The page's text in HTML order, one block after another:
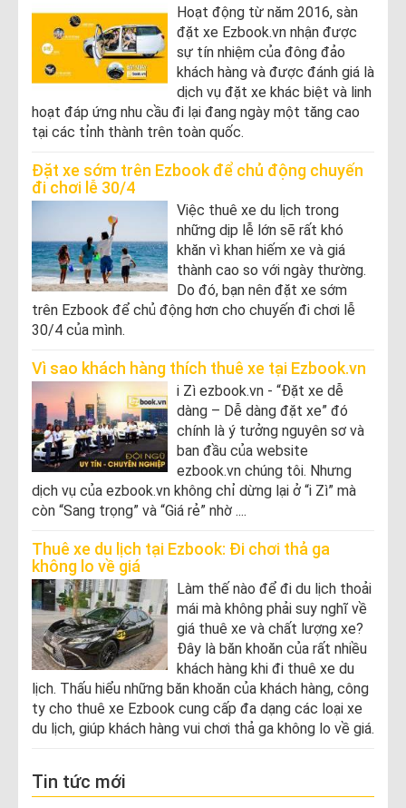
Hoạt động từ năm 2016, sàn
đặt xe Ezbook.vn nhận được
sự tín nhiệm của đông đảo
khách hàng và được đánh giá là
dịch vụ đặt xe khác biệt và linh
hoạt đáp ứng nhu cầu đi lại đang ngày một tăng cao
tại các tỉnh thành trên toàn quốc.
Đặt xe sớm trên Ezbook để chủ động chuyến
đi chơi lễ 30/4
Việc thuê xe du lịch trong
những dịp lễ lớn sẽ rất khó
khăn vì khan hiếm xe và giá
thành cao so với ngày thường.
Do đó, bạn nên đặt xe sớm
trên Ezbook để chủ động hơn cho chuyến đi chơi lễ
30/4 của mình.
Vì sao khách hàng thích thuê xe tại Ezbook.vn
i Zì ezbook.vn - “Đặt xe dễ
dàng – Dễ dàng đặt xe” đó
chính là ý tưởng nguyên sơ và
ban đầu của website
ezbook.vn chúng tôi. Nhưng
dịch vụ của ezbook.vn không chỉ dừng lại ở “i Zì” mà
còn “Sang trọng” và “Giá rẻ” nhờ ....
Thuê xe du lịch tại Ezbook: Đi chơi thả ga
không lo về giá
Làm thế nào để đi du lịch thoải
mái mà không phải suy nghĩ về
giá thuê xe và chất lượng xe?
Đây là băn khoăn của rất nhiều
khách hàng khi đi thuê xe du
lịch. Thấu hiểu những băn khoăn của khách hàng, công
ty cho thuê xe Ezbook cung cấp đa dạng các loại xe
du lịch, giúp khách hàng vui chơi thả ga không lo về giá.
Tin tức mới